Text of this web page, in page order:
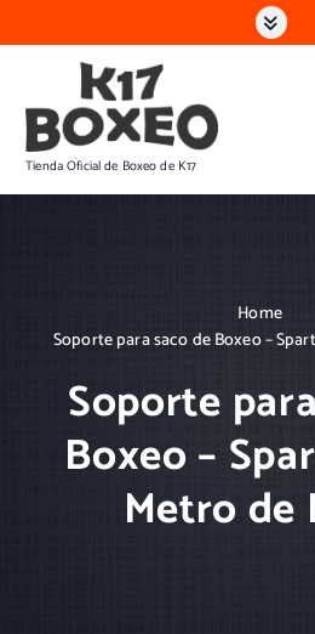
k
o
Tienda Oficial de Boxeo de K17
Home
Soporte para saco de Boxeo –
Soporte
Boxeo –
Metro de